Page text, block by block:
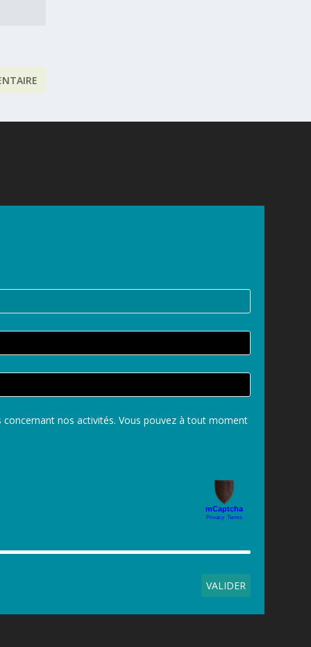
nos activités. Vous pouvez à tout moment